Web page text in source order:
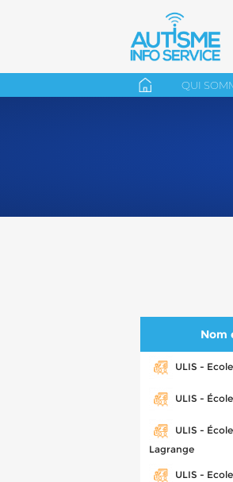
QUI
Nom
ULIS -
ULIS -
ULIS -
Lagrange
ULIS -